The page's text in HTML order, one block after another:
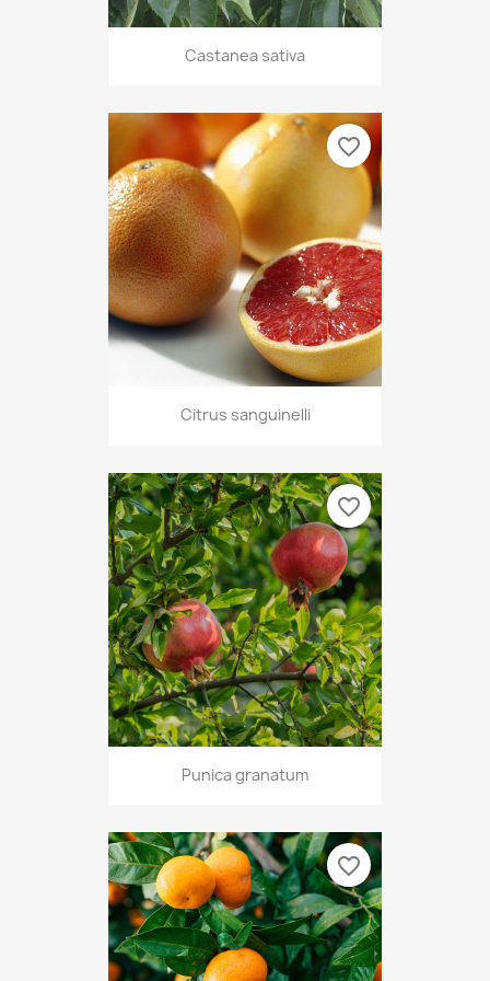
Castanea sativa
Citrus sanguinelli
favorite_border
Punica granatum
favorite_border
favorite_border